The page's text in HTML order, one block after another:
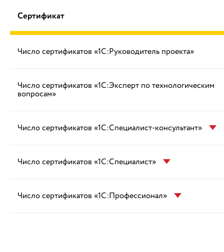
Сертификат
Число сертификатов «1С:Руководитель проекта»
Число сертификатов «1С:Эксперт по технологическим
вопросам»
Число сертификатов «1С:Специалист-консультант»
Число сертификатов «1С:Специалист»
Число сертификатов «1С:Профессионал»